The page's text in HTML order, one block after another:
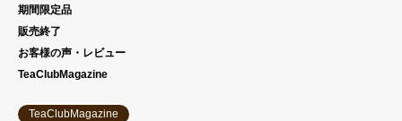
期間限定品
販売終了
お客様の声・レビュー
TeaClubMagazine
TeaClubMagazine